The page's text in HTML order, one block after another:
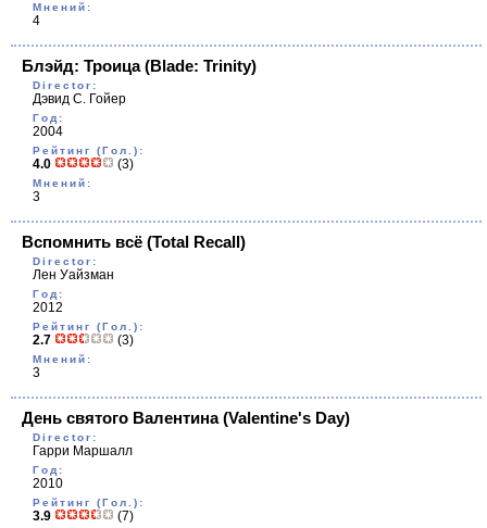
Мнений:
4
Блэйд: Троица(Blade: Trinity)
Director:
Дэвид С. Гойер
Год:
2004
Рейтинг (Гол.):
4.0 (3)
Мнений:
3
Вспомнить всё (Total Recall)
Director:
Лен Уайзман
Год:
2012
Рейтинг (Гол.):
2.7 (3)
Мнений:
3
День святого Валентина(Valentine's Day)
Director:
Гарри Маршалл
Год:
2010
Рейтинг (Гол.):
3.9 (7)